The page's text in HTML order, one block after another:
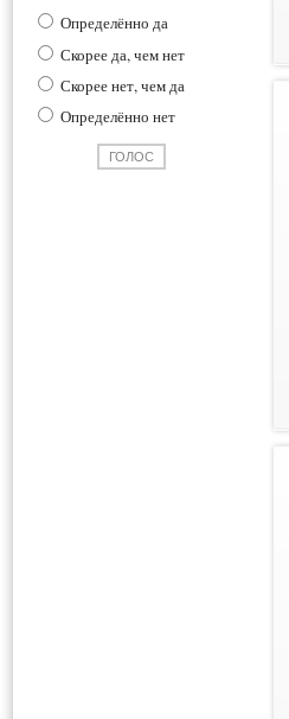
Определённо да
Скорее да, чем нет
Скорее нет, чем да
Определённо нет